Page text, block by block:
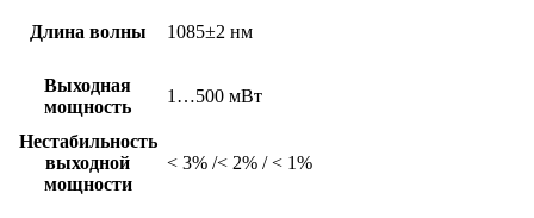
Длина волны 1085±2 нм
Выходная
мощность
1…500 мВт
Нестабильность
выходной
мощности
< 3% /< 2% / < 1%